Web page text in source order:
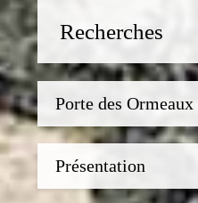
Recherches
Porte des Ormeaux
Présentation